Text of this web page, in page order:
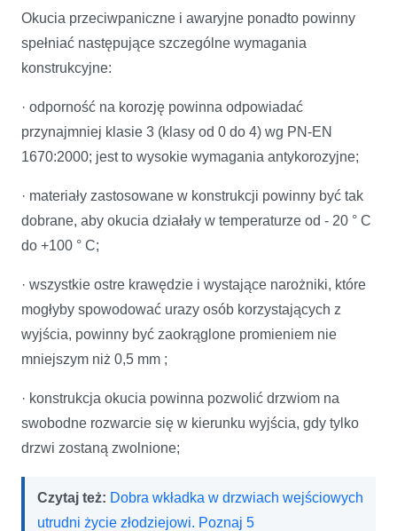
Okucia przeciwpaniczne i awaryjne ponadto powinny
spełniać następujące szczególne wymagania
konstrukcyjne:
· odporność na korozję powinna odpowiadać
przynajmniej klasie 3 (klasy od 0 do 4) wg PN-EN
1670:2000; jest to wysokie wymagania antykorozyjne;
· materiały zastosowane w konstrukcji powinny być tak
dobrane, aby okucia działały w temperaturze od - 20 ° C
do +100 ° C;
· wszystkie ostre krawędzie i wystające narożniki, które
mogłyby spowodować urazy osób korzystających z
wyjścia, powinny być zaokrąglone promieniem nie
mniejszym niż 0,5 mm ;
· konstrukcja okucia powinna pozwolić drzwiom na
swobodne rozwarcie się w kierunku wyjścia, gdy tylko
drzwi zostaną zwolnione;
Czytaj też: Dobra wkładka w drzwiach wejściowych
utrudni życie złodziejowi. Poznaj 5